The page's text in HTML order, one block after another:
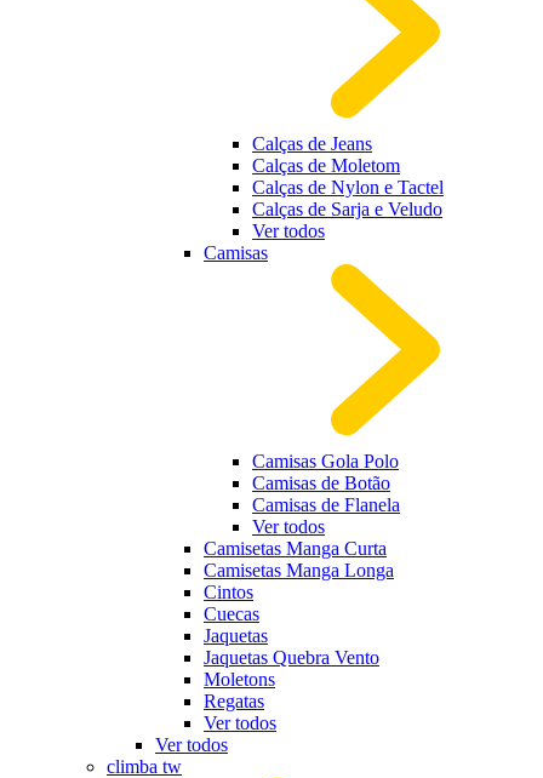
Calças de Jeans
Calças de Moletom
Calças de Nylon e Tactel
Calças de Sarja e Veludo
Ver todos
Camisas
Camisas Gola Polo
Camisas de Botão
Camisas de Flanela
Ver todos
Camisetas Manga Curta
Camisetas Manga Longa
Cintos
Cuecas
Jaquetas
Jaquetas Quebra Vento
Moletons
Regatas
Ver todos
Ver todos
climba tw